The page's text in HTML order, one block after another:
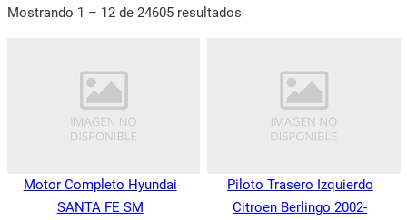
Mostrando 1 – 12 de 24605 resultados
Motor Completo Hyundai
SANTA FE SM
Piloto Trasero Izquierdo
Citroen Berlingo 2002-